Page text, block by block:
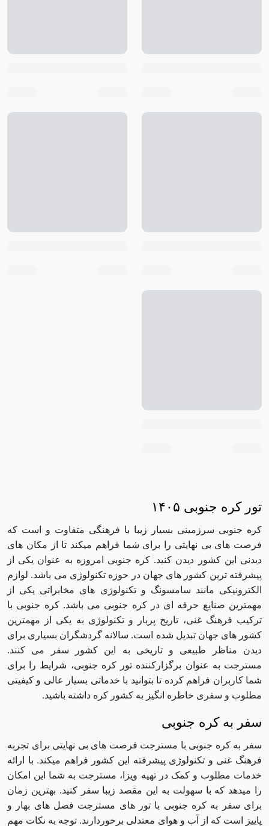
تور کره جنوبی ۱۴۰۵
کره جنوبی سرزمینی بسیار زیبا با فرهنگی متفاوت و است که
فرصت های بی نهایتی را برای شما فراهم میکند تا از مکان های
دیدنی این کشور دیدن کنید. کره جنوبی امروزه به عنوان یکی از
پیشرفته ترین کشور های جهان در حوزه تکنولوژی می باشد. لوازم
الکترونیکی مانند سامسونگ و تکنولوژی های مخابراتی یکی از
مهمترین صنایع حرفه ای در کره جنوبی می باشد. کره جنوبی با
ترکیب فرهنگ غنی، تاریخ پربار و تکنولوژی به یکی از مهمترین
کشور های جهان تبدیل شده است. سالانه گردشگران بسیاری برای
دیدن مناظر طبیعی و تاریخی به این کشور سفر می کنند.
مسترجت به عنوان برگزارکننده تور کره جنوبی، شرایط را برای
شما کاربران فراهم کرده تا بتوانید با خدماتی بسیار عالی و کیفیتی
مطلوب و سفری خاطره انگیز به کشور کره داشته باشید.
سفر به کره جنوبی
سفر به کره جنوبی با مسترجت فرصت های بی نهایتی برای تجربه
فرهنگ غنی و تکنولوژی پیشرفته این کشور فراهم میکند. با ارائه
خدمات مطلوب و کمک در تهیه ویزا، مسترجت به شما این امکان
را میدهد که با سهولت به این مقصد زیبا سفر کنید. بهترین زمان
برای سفر به کره جنوبی با تور های مسترجت فصل های بهار و
پاییز است که از آب و هوای معتدلی برخوردارند. توجه به نکات مهم